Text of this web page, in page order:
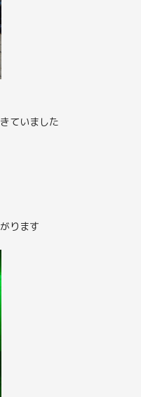
ていました
ります